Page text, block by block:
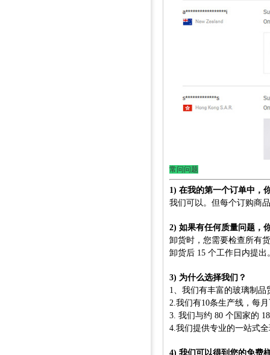
常问问题
1) 在我的第一个订单中，
我们可以。但每个订购商
2) 如果有任何质量问题，
卸货时，您需要检查所有
卸货后 15 个工作日内提
3) 为什么选择我们？
1、我们有丰富的玻璃制
2.我们有10条生产线，每
3. 我们与约 80 个国家的
4.我们提供专业的一站式
4) 我们可以得到您的免费​​